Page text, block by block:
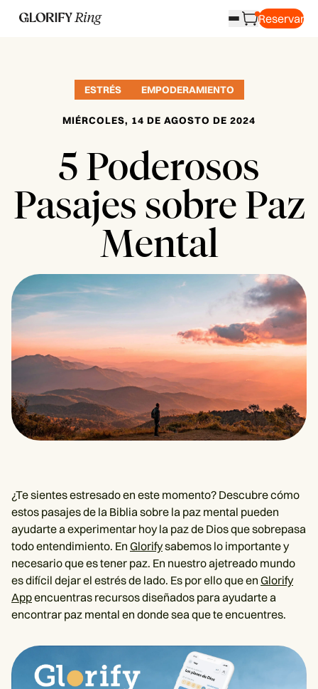
Reservar
ESTRÉS EMPODERAMIENTO
MIÉRCOLES, 14 DE AGOSTO DE 2024
5 Poderosos
Pasajes sobre Paz
Mental
¿Te sientes estresado en este momento? Descubre cómo
estos pasajes de la Biblia sobre la paz mental pueden
ayudarte a experimentar hoy la paz de Dios que sobrepasa
todo entendimiento. En Glorifysabemos lo importante y
necesario que es tener paz. En nuestro ajetreado mundo
es difícil dejar el estrés de lado. Es por ello que en Glorify
Appencuentras recursos diseñados para ayudarte a
encontrar paz mental en donde sea que te encuentres.